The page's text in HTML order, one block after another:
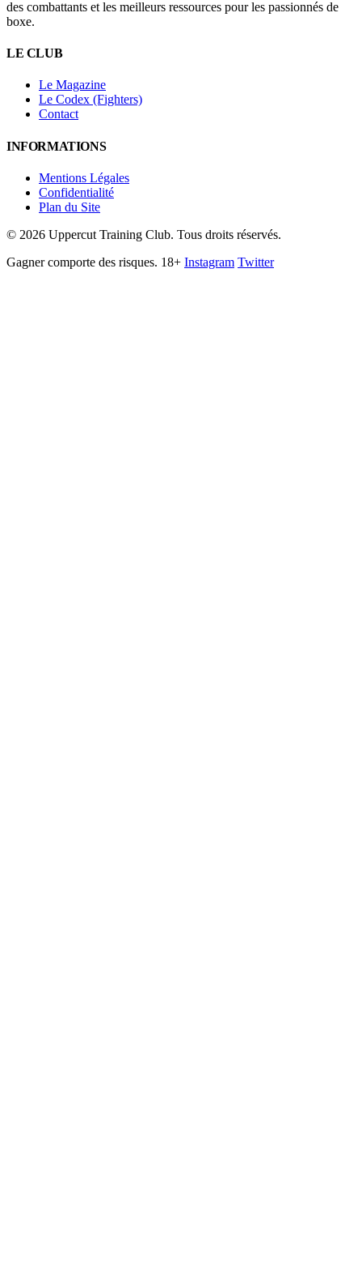
des combattants et les meilleurs ressources pour les passionnés de
boxe.
LE CLUB
Le Magazine
Le Codex (Fighters)
Contact
INFORMATIONS
Mentions Légales
Confidentialité
Plan du Site
© 2026 Uppercut Training Club. Tous droits réservés.
Gagner comporte des risques. 18+ Instagram Twitter